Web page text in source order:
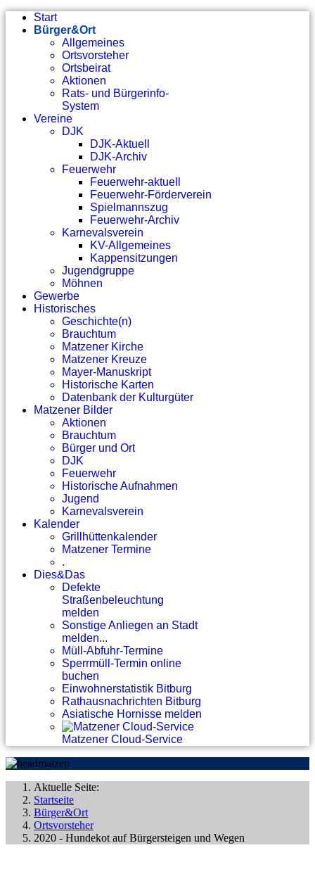
Start
Bürger&Ort
Allgemeines
Ortsvorsteher
Ortsbeirat
Aktionen
Rats- und Bürgerinfo-
System
Vereine
DJK
DJK-Aktuell
DJK-Archiv
Feuerwehr
Feuerwehr-aktuell
Feuerwehr-Förderverein
Spielmannszug
Feuerwehr-Archiv
Karnevalsverein
KV-Allgemeines
Kappensitzungen
Jugendgruppe
Möhnen
Gewerbe
Historisches
Geschichte(n)
Brauchtum
Matzener Kirche
Matzener Kreuze
Mayer-Manuskript
Historische Karten
Datenbank der Kulturgüter
Matzener Bilder
Aktionen
Brauchtum
Bürger und Ort
DJK
Feuerwehr
Historische Aufnahmen
Jugend
Karnevalsverein
Kalender
Grillhüttenkalender
Matzener Termine
.
Dies&Das
Defekte
Straßenbeleuchtung
melden
Sonstige Anliegen an Stadt
melden...
Müll-Abfuhr-Termine
Sperrmüll-Termin online
buchen
Einwohnerstatistik Bitburg
Rathausnachrichten Bitburg
Asiatische Hornisse melden
Matzener Cloud-Service
Aktuelle Seite:
Startseite
Bürger&Ort
Ortsvorsteher
2020 - Hundekot auf Bürgersteigen und Wegen